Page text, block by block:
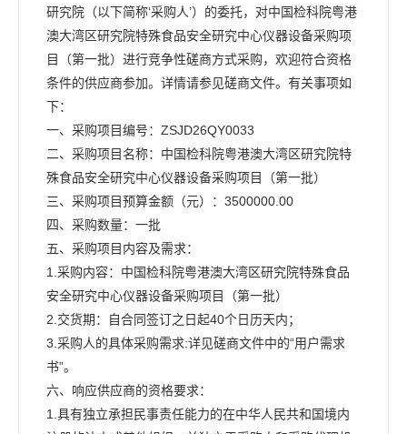
研究院（以下简称‘采购人’）的委托，对中国检科院粤港
澳大湾区研究院特殊食品安全研究中心仪器设备采购项
目（第一批）进行竞争性磋商方式采购，欢迎符合资格
条件的供应商参加。详情请参见磋商文件。有关事项如
下：
一、采购项目编号：ZSJD26QY0033
二、采购项目名称：中国检科院粤港澳大湾区研究院特
殊食品安全研究中心仪器设备采购项目（第一批）
三、采购项目预算金额（元）：3500000.00
四、采购数量：一批
五、采购项目内容及需求：
1.采购内容：中国检科院粤港澳大湾区研究院特殊食品
安全研究中心仪器设备采购项目（第一批）
2.交货期：自合同签订之日起40个日历天内；
3.采购人的具体采购需求:详见磋商文件中的“用户需求
书”。
六、响应供应商的资格要求：
1.具有独立承担民事责任能力的在中华人民共和国境内